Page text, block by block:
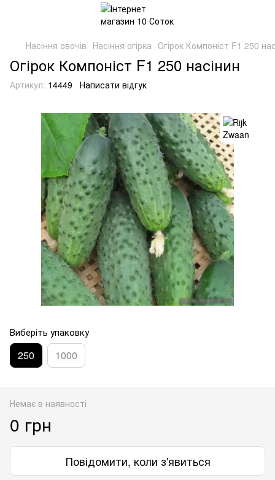
Насіння овочів Насіння огірка Огірок Компоніст F1 250
Огірок Компоніст F1 250 насінин
Артикул: 14449 Написати відгук
Виберіть упаковку
250 1000
Немає в наявності
0 грн
Повідомити, коли з'явиться